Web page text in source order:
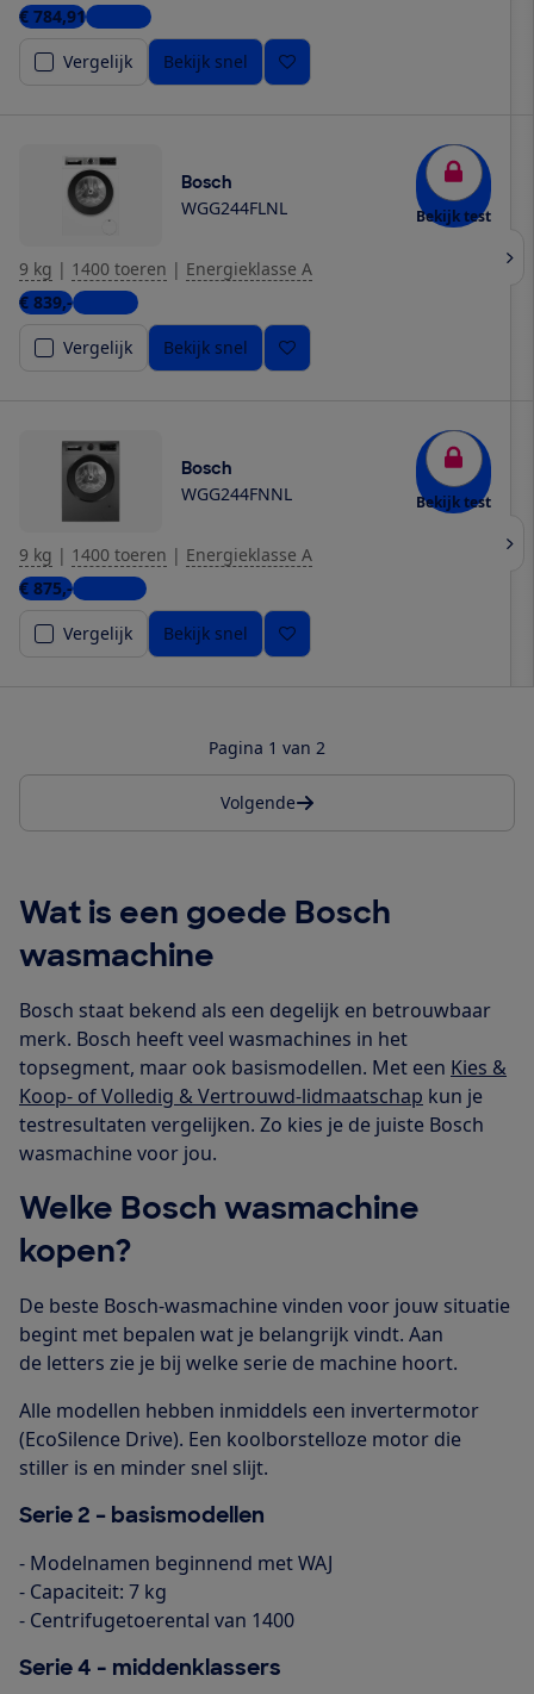
€ 784,911 winkel
Vergelijk
Bekijk snel
Bosch
WGG244FLNL Bekijk test
9 kg | 1400 toeren | Energieklasse A
€ 839,-1 winkel
Vergelijk
Bekijk snel
Bosch
WGG244FNNL Bekijk test
9 kg | 1400 toeren | Energieklasse A
€ 875,-3 winkels
Vergelijk
Bekijk snel
Pagina 1 van 2
Volgende
Wat is een goede Bosch
wasmachine
Bosch staat bekend als een degelijk en betrouwbaar
merk. Bosch heeft veel wasmachines in het
topsegment, maar ook basismodellen. Met een Kies &
Koop- of Volledig & Vertrouwd-lidmaatschap kun je
testresultaten vergelijken. Zo kies je de juiste Bosch
wasmachine voor jou.
Welke Bosch wasmachine
kopen?
De beste Bosch-wasmachine vinden voor jouw situatie
begint met bepalen wat je belangrijk vindt. Aan
de letters zie je bij welke serie de machine hoort.
Alle modellen hebben inmiddels een invertermotor
(EcoSilence Drive). Een koolborstelloze motor die
stiller is en minder snel slijt.
Serie 2 – basismodellen
- Modelnamen beginnend met WAJ
- Capaciteit: 7 kg
- Centrifugetoerental van 1400
Serie 4 - middenklassers